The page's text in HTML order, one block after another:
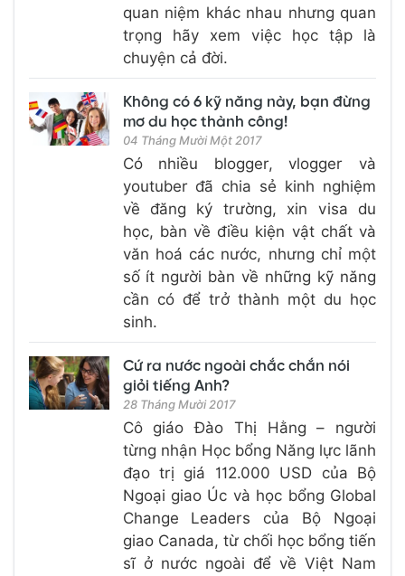
quan niệm khác nhau nhưng quan
trọng hãy xem việc học tập là
chuyện cả đời.
Không có 6 kỹ năng này, bạn đừng
mơ du học thành công!
04 Tháng Mười Một 2017
Có nhiều blogger, vlogger và
youtuber đã chia sẻ kinh nghiệm
về đăng ký trường, xin visa du
học, bàn về điều kiện vật chất và
văn hoá các nước, nhưng chỉ một
số ít người bàn về những kỹ năng
cần có để trở thành một du học
sinh.
Cứ ra nước ngoài chắc chắn nói
giỏi tiếng Anh?
28 Tháng Mười 2017
Cô giáo Đào Thị Hằng – người
từng nhận Học bổng Năng lực lãnh
đạo trị giá 112.000 USD của Bộ
Ngoại giao Úc và học bổng Global
Change Leaders của Bộ Ngoại
giao Canada, từ chối học bổng tiến
sĩ ở nước ngoài để về Việt Nam